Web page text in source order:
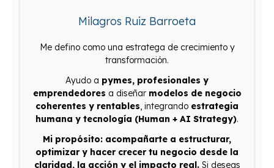
Milagros Ruiz Barroeta
Me defino como una estratega de crecimiento y
transformación.
Ayudo a pymes, profesionales y
emprendedores a diseñar modelos de negocio
coherentes y rentables, integrando estrategia
humana y tecnología (Human + AI Strategy).
Mi propósito: acompañarte a estructurar,
optimizar y hacer crecer tu negocio desde la
claridad, la acción y el impacto real.Si deseas